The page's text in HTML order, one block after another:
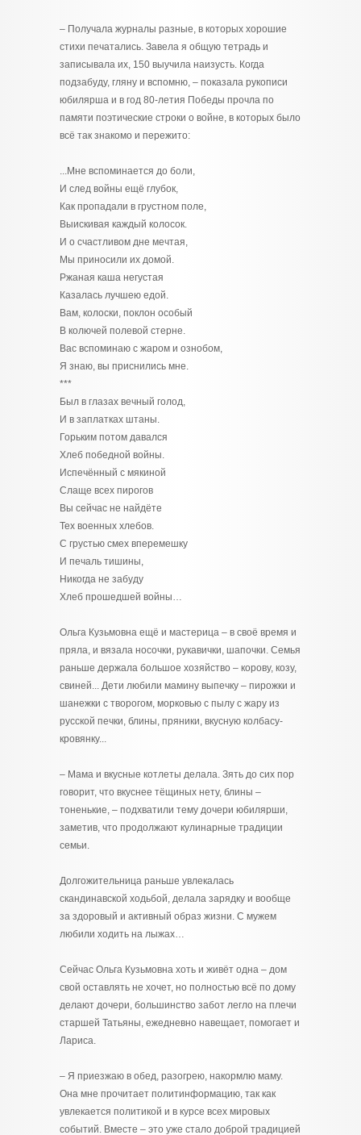
– Получала журналы разные, в которых хорошие
стихи печатались. Завела я общую тетрадь и
записывала их, 150 выучила наизусть. Когда
подзабуду, гляну и вспомню, – показала рукописи
юбилярша и в год 80-летия Победы прочла по
памяти поэтические строки о войне, в которых было
всё так знакомо и пережито:
...Мне вспоминается до боли,
И след войны ещё глубок,
Как пропадали в грустном поле,
Выискивая каждый колосок.
И о счастливом дне мечтая,
Мы приносили их домой.
Ржаная каша негустая
Казалась лучшею едой.
Вам, колоски, поклон особый
В колючей полевой стерне.
Вас вспоминаю с жаром и ознобом,
Я знаю, вы приснились мне.
***
Был в глазах вечный голод,
И в заплатках штаны.
Горьким потом давался
Хлеб победной войны.
Испечённый с мякиной
Слаще всех пирогов
Вы сейчас не найдёте
Тех военных хлебов.
С грустью смех вперемешку
И печаль тишины,
Никогда не забуду
Хлеб прошедшей войны…
Ольга Кузьмовна ещё и мастерица – в своё время и
пряла, и вязала носочки, рукавички, шапочки. Семья
раньше держала большое хозяйство – корову, козу,
свиней... Дети любили мамину выпечку – пирожки и
шанежки с творогом, морковью с пылу с жару из
русской печки, блины, пряники, вкусную колбасу-
кровянку...
– Мама и вкусные котлеты делала. Зять до сих пор
говорит, что вкуснее тёщиных нету, блины –
тоненькие, – подхватили тему дочери юбилярши,
заметив, что продолжают кулинарные традиции
семьи.
Долгожительница раньше увлекалась
скандинавской ходьбой, делала зарядку и вообще
за здоровый и активный образ жизни. С мужем
любили ходить на лыжах…
Сейчас Ольга Кузьмовна хоть и живёт одна – дом
свой оставлять не хочет, но полностью всё по дому
делают дочери, большинство забот легло на плечи
старшей Татьяны, ежедневно навещает, помогает и
Лариса.
– Я приезжаю в обед, разогрею, накормлю маму.
Она мне прочитает политинформацию, так как
увлекается политикой и в курсе всех мировых
событий. Вместе – это уже стало доброй традицией